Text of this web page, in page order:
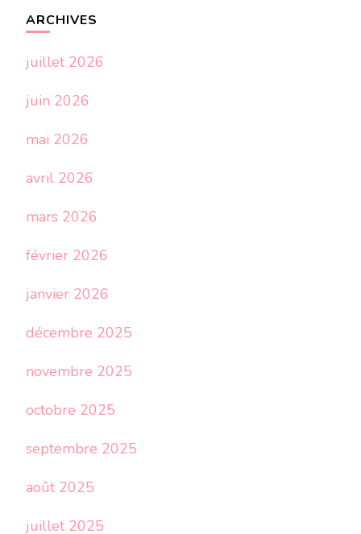
ARCHIVES
juillet 2026
juin 2026
mai 2026
avril 2026
mars 2026
février 2026
janvier 2026
décembre 2025
novembre 2025
octobre 2025
septembre 2025
août 2025
juillet 2025